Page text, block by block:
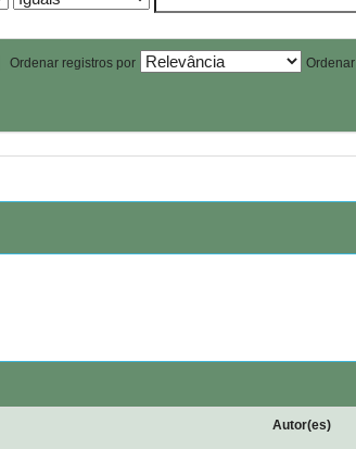
Ordenar registros por Ordenar
Autor(es)